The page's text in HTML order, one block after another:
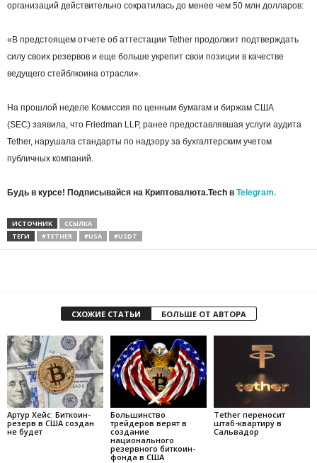
организаций действительно сократилась до менее чем 50 млн долларов:
«В предстоящем отчете об аттестации Tether продолжит подтверждать
силу своих резервов и еще больше укрепит свои позиции в качестве
ведущего стейблкоина отрасли».
На прошлой неделе Комиссия по ценным бумагам и биржам США
(SEC) заявила, что Friedman LLP, ранее предоставлявшая услуги аудита
Tether, нарушала стандарты по надзору за бухгалтерским учетом
публичных компаний.
Будь в курсе! Подписывайся на Криптовалюта.Tech в Telegram.
ИСТОЧНИК
ССЫЛКА
ТЕГИ
#TETHER #USA #USDT
СХОЖИЕ СТАТЬИ БОЛЬШЕ ОТ АВТОРА
Артур Хейс: Биткоин-
резерв в США создан
не будет
Большинство
трейдеров верят в
создание
национального
резервного биткоин-
фонда в США
Tether переносит
штаб-квартиру в
Сальвадор